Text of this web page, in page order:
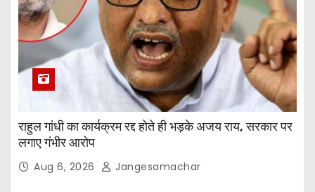
राहुल गांधी का कार्यक्रम रद्द होते ही भड़के अजय राय, सरकार पर
लगाए गंभीर आरोप
Aug 6, 2026 Jangesamachar